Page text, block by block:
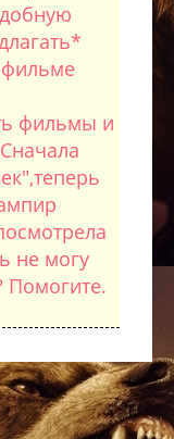
фильмы и
не могу
Помогите.